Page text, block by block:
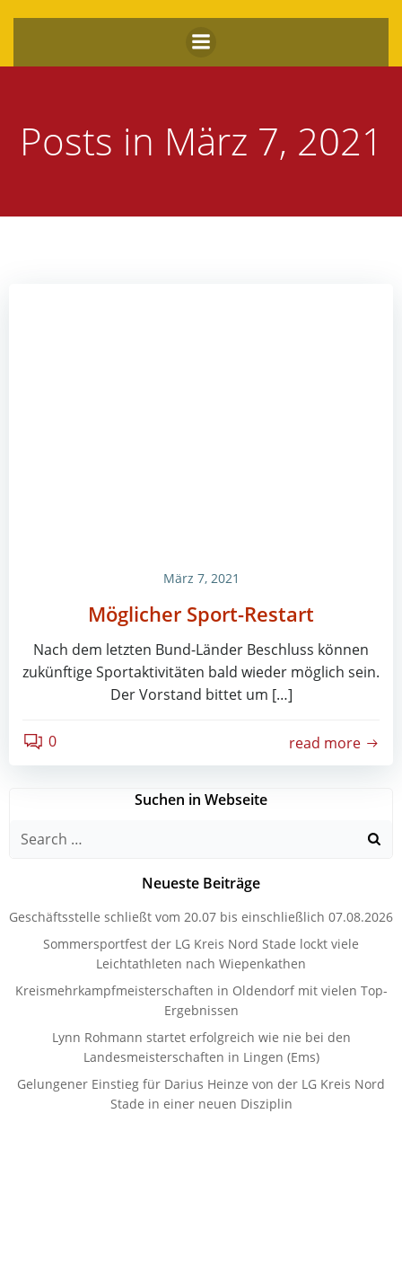
Inhalt
springen
Posts in März 7, 2021
März 7, 2021
Möglicher Sport-Restart
Nach dem letzten Bund-Länder Beschluss können
zukünftige Sportaktivitäten bald wieder möglich sein.
Der Vorstand bittet um […]
0 read more
Suchen in Webseite
Search
Neueste Beiträge
Geschäftsstelle schließt vom 20.07 bis einschließlich 07.08.2026
Sommersportfest der LG Kreis Nord Stade lockt viele
Leichtathleten nach Wiepenkathen
Kreismehrkampfmeisterschaften in Oldendorf mit vielen Top-
Ergebnissen
Lynn Rohmann startet erfolgreich wie nie bei den
Landesmeisterschaften in Lingen (Ems)
Gelungener Einstieg für Darius Heinze von der LG Kreis Nord
Stade in einer neuen Disziplin